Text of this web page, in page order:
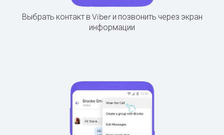
Выбрать контакт в Viber и позвонить через экран
информации